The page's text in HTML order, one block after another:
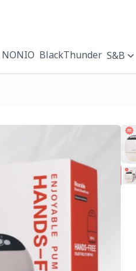
NONIO BlackThunder S&B